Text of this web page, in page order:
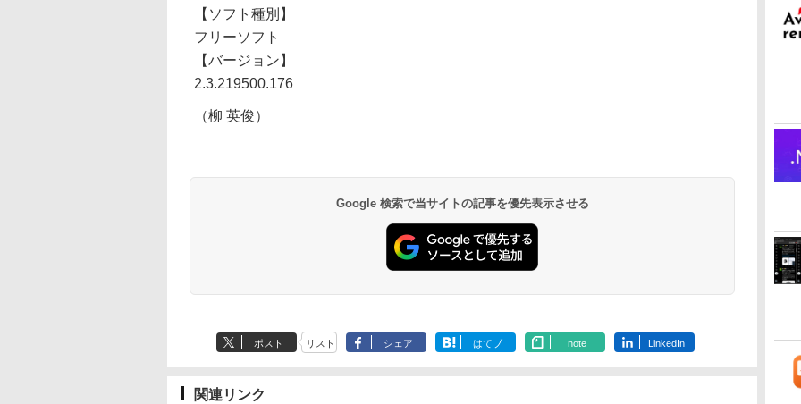
【ソフト種別】
フリーソフト
【バージョン】
2.3.219500.176
（柳 英俊）
Google 検索で当サイトの記事を優先表示させる
ポスト リスト シェア はてブ note LinkedIn
関連リンク